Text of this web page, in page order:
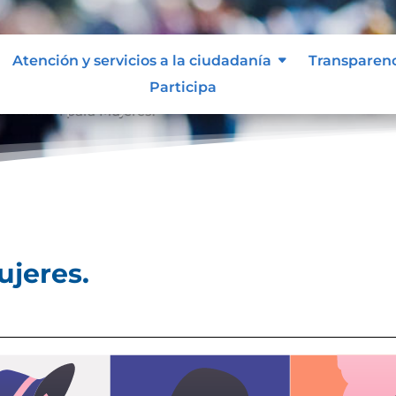
Atención y servicios a la ciudadanía
Participa